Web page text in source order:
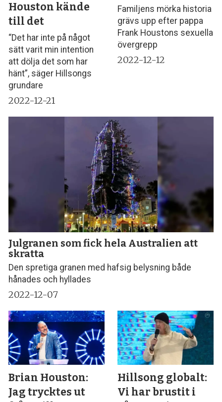
Houston kände
till det
“Det har inte på något
sätt varit min intention
att dölja det som har
hänt”, säger Hillsongs
grundare
2022-12-21
Familjens mörka historia
grävs upp efter pappa
Frank Houstons sexuella
övergrepp
2022-12-12
Julgranen som fick hela Australien att
skratta
Den spretiga granen med hafsig belysning både
hånades och hyllades
2022-12-07
Brian Houston:
Jag trycktes ut
Hillsong globalt:
Vi har brustit i